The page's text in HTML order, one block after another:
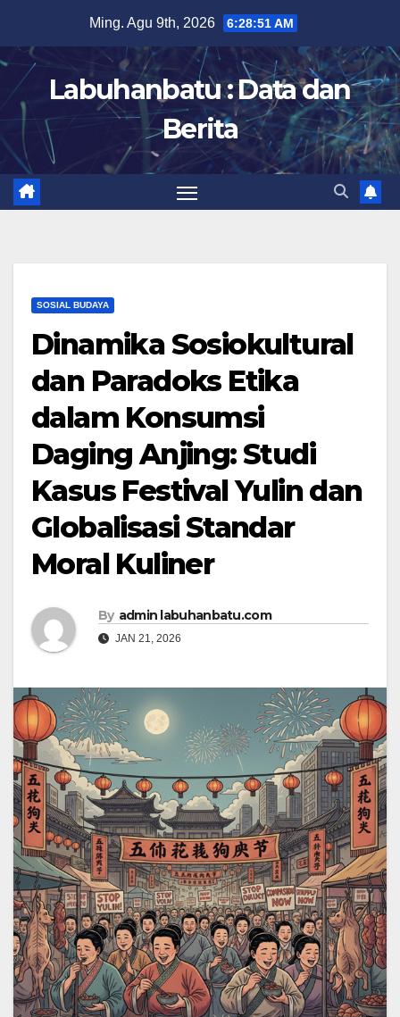
content
Ming. Agu 9th, 2026 6:28:52 AM
Labuhanbatu : Data dan
Berita
SOSIAL BUDAYA
Dinamika Sosiokultural
dan Paradoks Etika
dalam Konsumsi
Daging Anjing: Studi
Kasus Festival Yulin dan
Globalisasi Standar
Moral Kuliner
By admin labuhanbatu.com
JAN 21, 2026